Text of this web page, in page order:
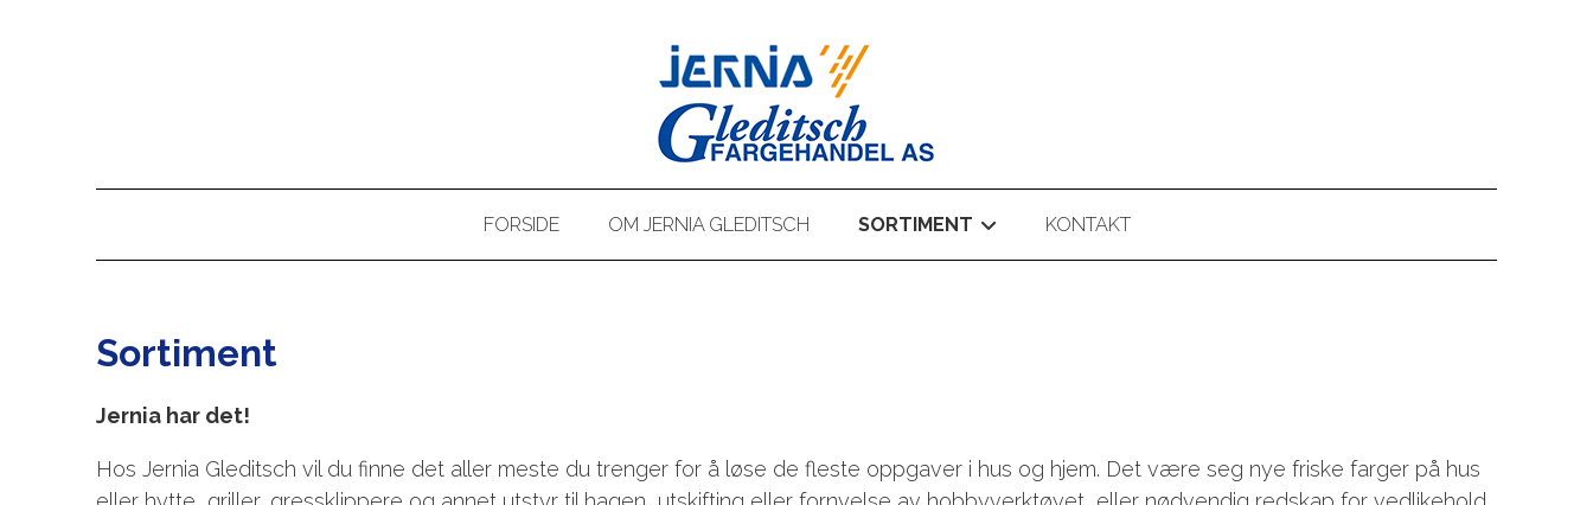
FORSIDE OM JERNIA GLEDITSCH SORTIMENT KONTAKT
Sortiment
Jernia har det!
Hos Jernia Gleditsch vil du finne det aller meste du trenger for å løse de fleste oppgaver i hus og hjem. Det være seg nye friske farger på hus